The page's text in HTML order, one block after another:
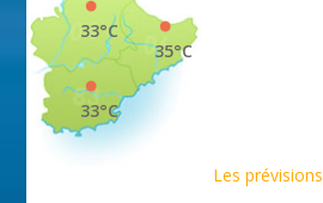
35°C
33°C
33°C
Les prévisions